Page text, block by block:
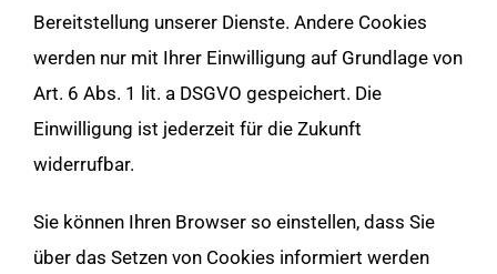
Bereitstellung unserer Dienste. Andere Cookies
werden nur mit Ihrer Einwilligung auf Grundlage von
Art. 6 Abs. 1 lit. a DSGVO gespeichert. Die
Einwilligung ist jederzeit für die Zukunft
widerrufbar.
Sie können Ihren Browser so einstellen, dass Sie
über das Setzen von Cookies informiert werden